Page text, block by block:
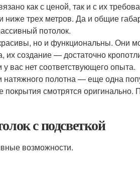
как с ценой, так и с их
ниже трех метров. Да и общие
потолок.
но и функциональны. Они
их создание — достаточно
у вас нет соответствующего опыта.
натяжного полотна — еще одна
покрытия смотрятся оригинально.
с подсветкой
возможности.